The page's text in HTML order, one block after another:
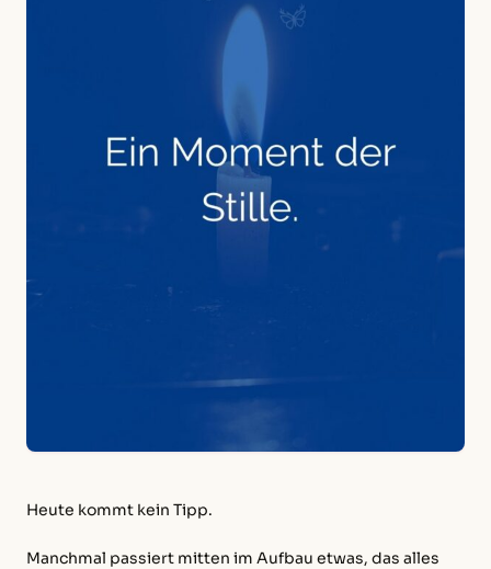
Heute kommt kein Tipp.
Manchmal passiert mitten im Aufbau etwas, das alles